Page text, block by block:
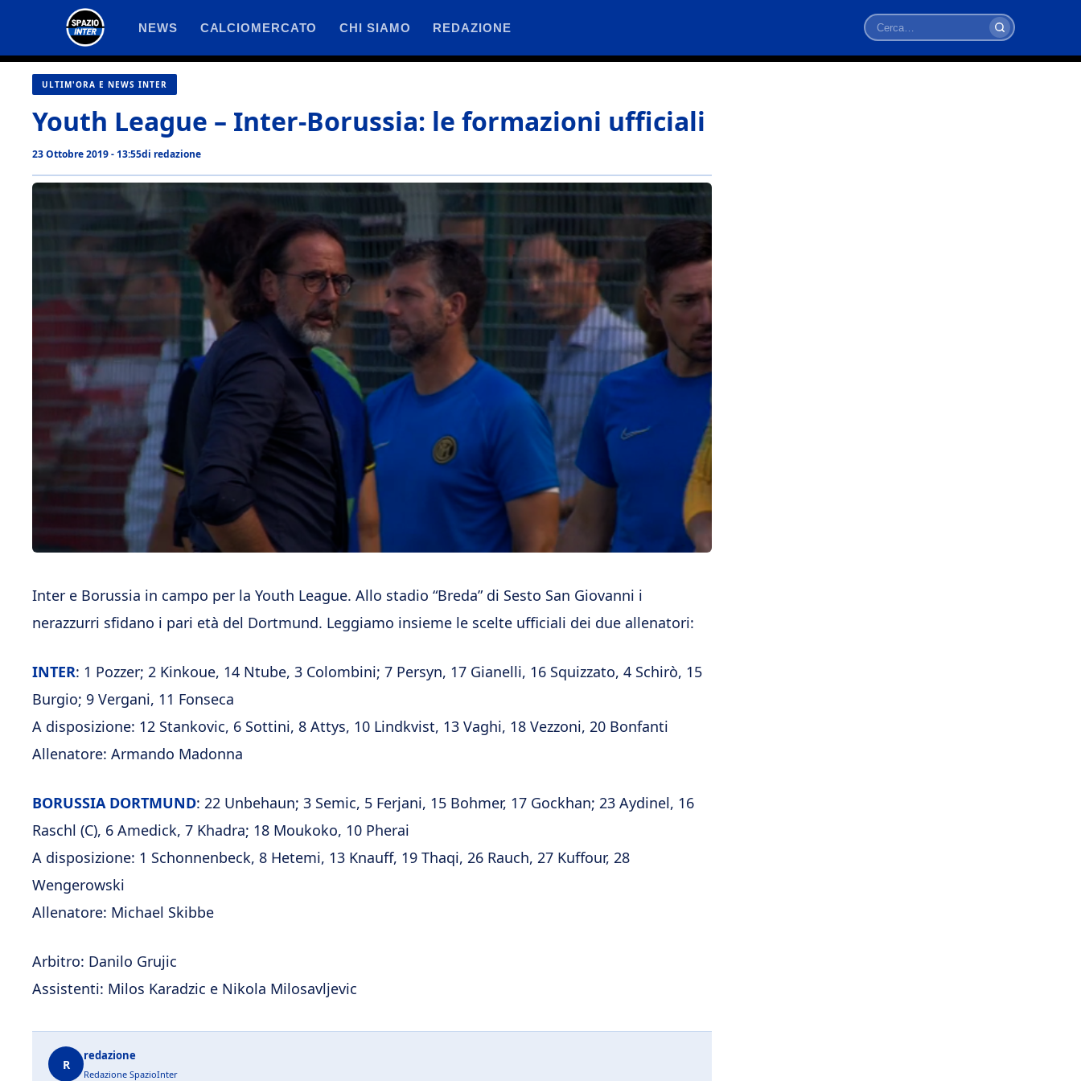
contenuto
NEWS CALCIOMERCATO CHI SIAMO REDAZIONE
Cerca
ULTIM'ORA E NEWS INTER
Youth League – Inter-Borussia: le formazioni ufficiali
23 Ottobre 2019 - 13:55di redazione
Inter e Borussia in campo per la Youth League. Allo stadio “Breda” di Sesto San Giovanni i
nerazzurri sfidano i pari età del Dortmund. Leggiamo insieme le scelte ufficiali dei due allenatori:
INTER: 1 Pozzer; 2 Kinkoue, 14 Ntube, 3 Colombini; 7 Persyn, 17 Gianelli, 16 Squizzato, 4 Schirò, 15
Burgio; 9 Vergani, 11 Fonseca
A disposizione: 12 Stankovic, 6 Sottini, 8 Attys, 10 Lindkvist, 13 Vaghi, 18 Vezzoni, 20 Bonfanti
Allenatore: Armando Madonna
BORUSSIA DORTMUND: 22 Unbehaun; 3 Semic, 5 Ferjani, 15 Bohmer, 17 Gockhan; 23 Aydinel, 16
Raschl (C), 6 Amedick, 7 Khadra; 18 Moukoko, 10 Pherai
A disposizione: 1 Schonnenbeck, 8 Hetemi, 13 Knauff, 19 Thaqi, 26 Rauch, 27 Kuffour, 28
Wengerowski
Allenatore: Michael Skibbe
Arbitro: Danilo Grujic
Assistenti: Milos Karadzic e Nikola Milosavljevic
R
redazione
Redazione SpazioInter